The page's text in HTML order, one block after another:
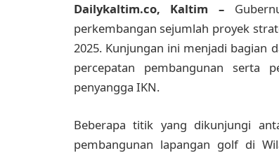
Dailykaltim.co, Kaltim –
perkembangan sejumlah proyek
2025. Kunjungan ini menjadi bagian
percepatan pembangunan serta
penyangga IKN.
Beberapa titik yang dikunjungi
pembangunan lapangan golf di